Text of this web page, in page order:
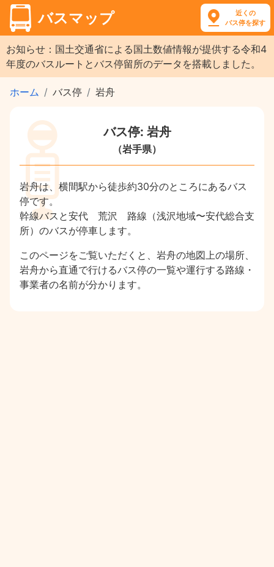
バスマップ
近くの
バス停を探す
お知らせ：国土交通省による国土数値情報が提供する令和4
年度のバスルートとバス停留所のデータを搭載しました。
ホーム バス停 岩舟
バス停: 岩舟
（岩手県）
岩舟は、横間駅から徒歩約30分のところにあるバス
停です。
幹線バスと安代 荒沢 路線（浅沢地域〜安代総合支
所）のバスが停車します。
このページをご覧いただくと、岩舟の地図上の場所、
岩舟から直通で行けるバス停の一覧や運行する路線・
事業者の名前が分かります。